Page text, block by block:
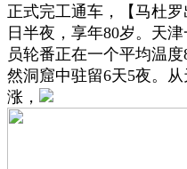
正式完工通车，【马杜
日半夜，享年80岁。天
员轮番正在一个平均温
然洞窟中驻留6天5夜。
涨，